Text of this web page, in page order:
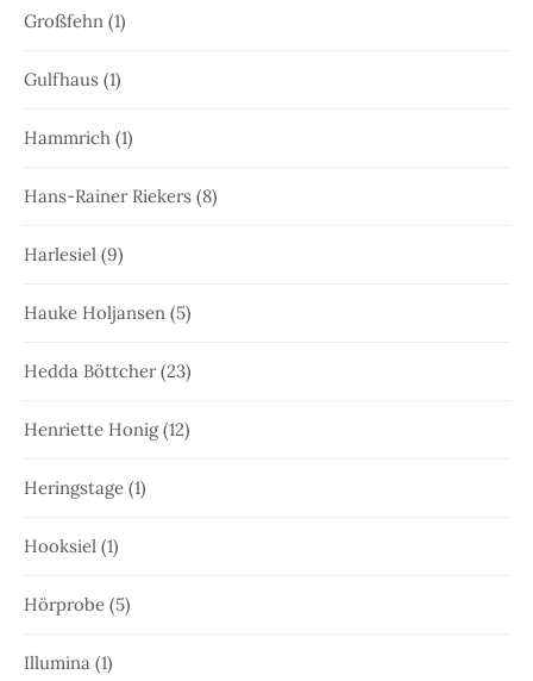
Großfehn (1)
Gulfhaus (1)
Hammrich (1)
Hans-Rainer Riekers (8)
Harlesiel (9)
Hauke Holjansen (5)
Hedda Böttcher(23)
Henriette Honig(12)
Heringstage (1)
Hooksiel (1)
Hörprobe (5)
Illumina (1)